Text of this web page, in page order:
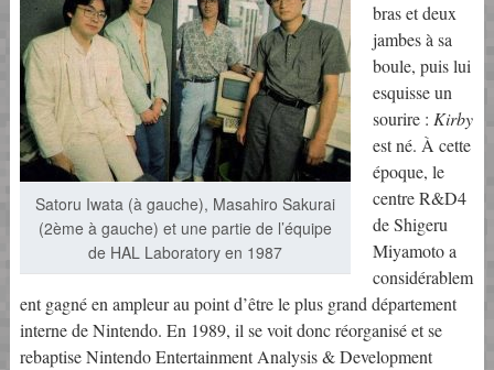
Satoru Iwata (à gauche), Masahiro Sakurai
(2ème à gauche) et une partie de l’équipe
de HAL Laboratory en 1987
bras et deux
jambes à sa
boule, puis lui
esquisse un
sourire : Kirby
est né. À cette
époque, le
centre R&D4
de Shigeru
Miyamoto a
considérablem
ent gagné en ampleur au point d’être le plus grand département
interne de Nintendo. En 1989, il se voit donc réorganisé et se
rebaptise Nintendo Entertainment Analysis & Development